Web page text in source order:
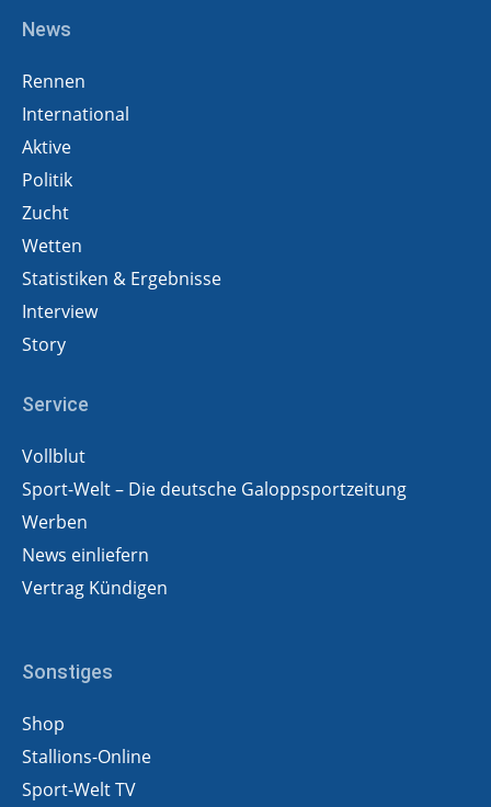
News
Rennen
International
Aktive
Politik
Zucht
Wetten
Statistiken & Ergebnisse
Interview
Story
Service
Vollblut
Sport-Welt – Die deutsche Galoppsportzeitung
Werben
News einliefern
Vertrag Kündigen
Sonstiges
Shop
Stallions-Online
Sport-Welt TV